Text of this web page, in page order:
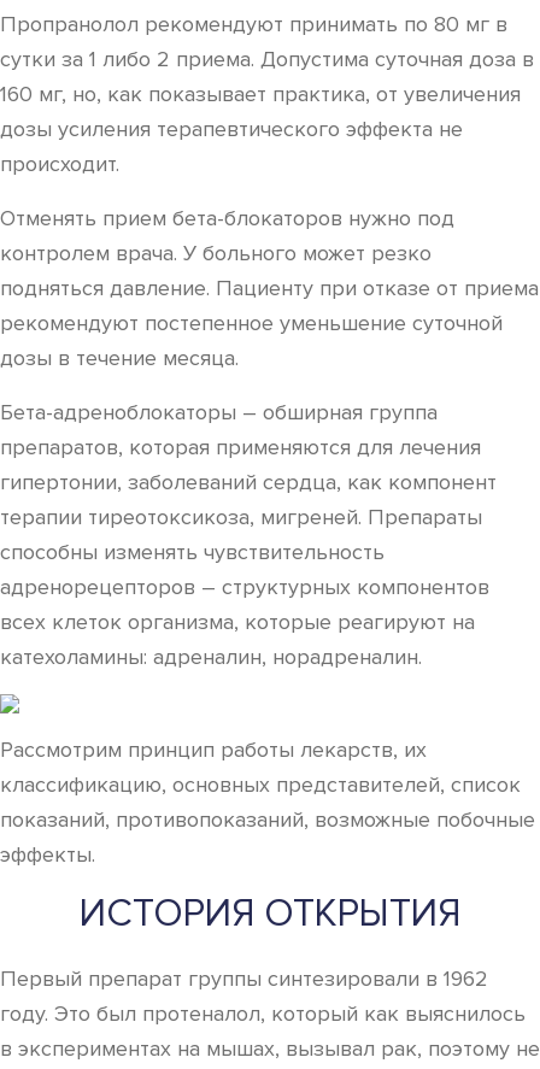
Пропранолол рекомендуют принимать по 80 мг в
сутки за 1 либо 2 приема. Допустима суточная доза в
160 мг, но, как показывает практика, от увеличения
дозы усиления терапевтического эффекта не
происходит.
Отменять прием бета-блокаторов нужно под
контролем врача. У больного может резко
подняться давление. Пациенту при отказе от приема
рекомендуют постепенное уменьшение суточной
дозы в течение месяца.
Бета-адреноблокаторы – обширная группа
препаратов, которая применяются для лечения
гипертонии, заболеваний сердца, как компонент
терапии тиреотоксикоза, мигреней. Препараты
способны изменять чувствительность
адренорецепторов – структурных компонентов
всех клеток организма, которые реагируют на
катехоламины: адреналин, норадреналин.
Рассмотрим принцип работы лекарств, их
классификацию, основных представителей, список
показаний, противопоказаний, возможные побочные
эффекты.
ИСТОРИЯ ОТКРЫТИЯ
Первый препарат группы синтезировали в 1962
году. Это был протеналол, который как выяснилось
в экспериментах на мышах, вызывал рак, поэтому не